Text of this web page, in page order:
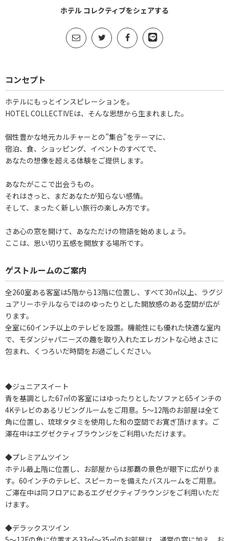
ホテル コレクティブをシェアする
コンセプト
ホテルにもっとインスピレーションを。
HOTEL COLLECTIVEは、そんな思想から生まれました。
個性豊かな地元カルチャーとの”集合”をテーマに、
宿泊、食、ショッピング、イベントのすべてで、
あなたの想像を超える体験をご提供します。
あなたがここで出会うもの。
それはきっと、まだあなたが知らない感情。
そして、まったく新しい旅行の楽しみ方です。
さあ心の窓を開けて、あなただけの物語を始めましょう。
ここは、思い切り五感を開放する場所です。
ゲストルームのご案内
全260室ある客室は5階から13階に位置し、すべて30㎡以上、ラグジ
ュアリーホテルならではのゆったりとした開放感のある空間が広が
ります。
全室に60インチ以上のテレビを設置。機能性にも優れた快適な室内
で、モダンジャパニーズの趣を取り入れたエレガントな心地よさに
包まれ、くつろいだ時間をお過ごしください。
◆ジュニアスイート
青を基調とした67㎡の客室にはゆったりとしたソファと65インチの
4Kテレビのあるリビングルームをご用意。5～12階のお部屋は全て
角に位置し、琉球タタミを使用した和の空間でお寛ぎ頂けます。ご
滞在中はエグゼクティブラウンジをご利用いただけます。
◆プレミアムツイン
ホテル最上階に位置し、お部屋からは那覇の景色が眼下に広がりま
す。60インチのテレビ、スピーカーを備えたバスルームをご用意。
ご滞在中は同フロアにあるエグゼクティブラウンジをご利用いただ
けます。
◆デラックスツイン